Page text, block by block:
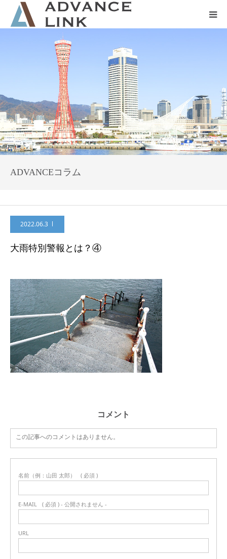
ADVANCEコラム
2022.06.3
大雨特別警報とは？④
コメント
この記事へのコメントはありません。
名前（例：山田 太郎） ( 必須 )
E-MAIL ( 必須 ) - 公開されません -
URL
会社概要
ネット保険
事業保険